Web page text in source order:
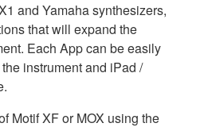
and Yamaha synthesizers,
that will expand the
Each App can be easily
instrument and iPad /
Motif XF or MOX using the